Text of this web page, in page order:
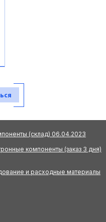
(склад) 06.04.2023
компоненты (заказ 3 дня)
и расходные материалы